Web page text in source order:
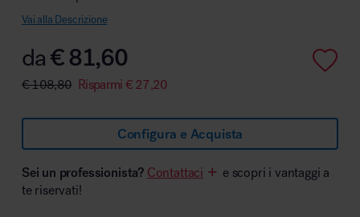
Area hospitality
Vai alla Descrizione
da€81,60
€108,80 Risparmi €27,20
Configura e Acquista
Sei un professionista? Contattaci
e scopri i vantaggi a
te riservati!